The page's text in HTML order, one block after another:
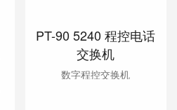
PT-90 5240 程控电话
交换机
数字程控交换机